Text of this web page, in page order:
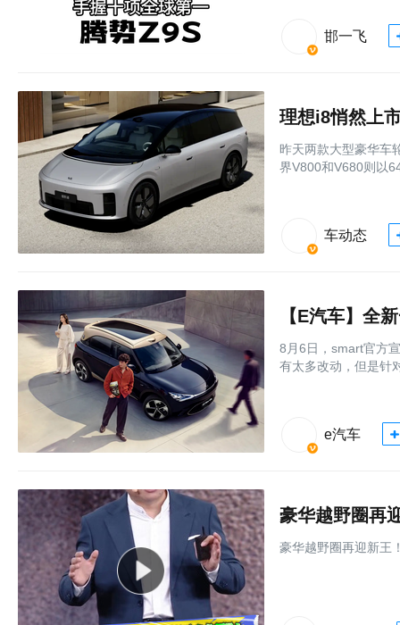
邯一飞
理想i8悄然上
昨天两款大型豪华车
界V800和V680则以
车动态
【E汽车】全
8月6日，smart官方
有太多改动，但是针
e汽车
豪华越野圈再
豪华越野圈再迎新王